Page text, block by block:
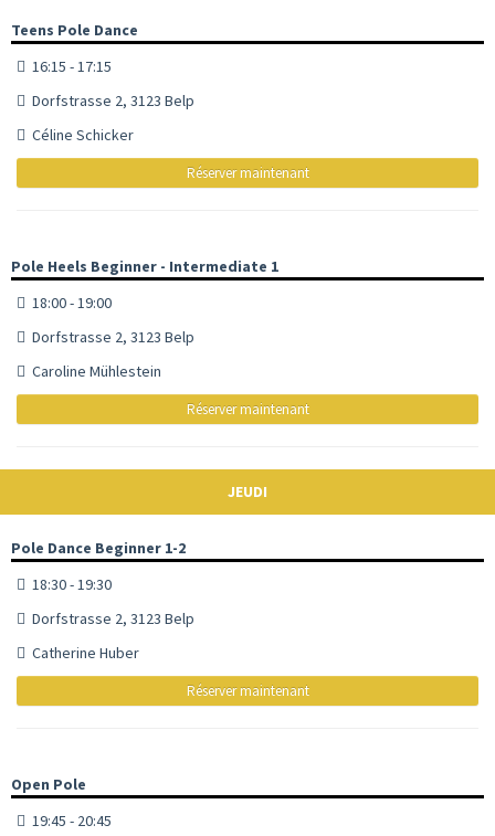
Teens Pole Dance
16:15 - 17:15
Dorfstrasse 2, 3123 Belp
Céline Schicker
Réserver maintenant
Pole Heels Beginner - Intermediate 1
18:00 - 19:00
Dorfstrasse 2, 3123 Belp
Caroline Mühlestein
Réserver maintenant
JEUDI
Pole Dance Beginner 1-2
18:30 - 19:30
Dorfstrasse 2, 3123 Belp
Catherine Huber
Réserver maintenant
Open Pole
19:45 - 20:45